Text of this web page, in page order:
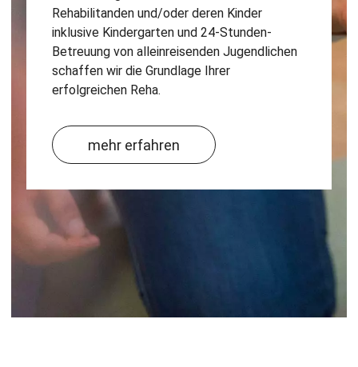
Rehabilitanden und/oder deren Kinder
inklusive Kindergarten und 24-Stunden-
Betreuung von alleinreisenden Jugendlichen
schaffen wir die Grundlage Ihrer
erfolgreichen Reha.
mehr erfahren